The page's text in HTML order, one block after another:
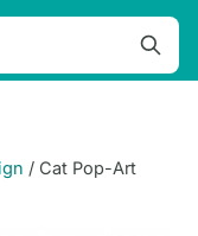
/ Cat Pop-Art